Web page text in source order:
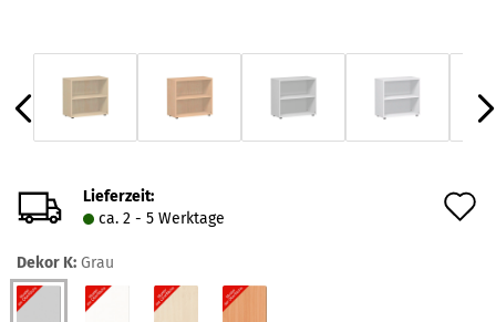
Lieferzeit:
ca. 2 - 5 Werktage
Dekor K: Grau